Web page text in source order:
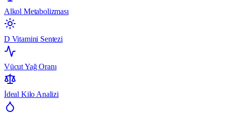
Alkol Metabolizması
D Vitamini Sentezi
Vücut Yağ Oranı
İdeal Kilo Analizi